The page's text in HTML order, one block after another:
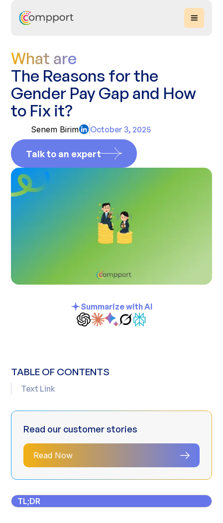
What are
The Reasons for the
Gender Pay Gap and How
to Fix it?
Senem Birim October 3, 2025
Talk to an expert
Summarize with AI
TABLE OF CONTENTS
Text Link
Read our customer stories
Read Now
TL;DR